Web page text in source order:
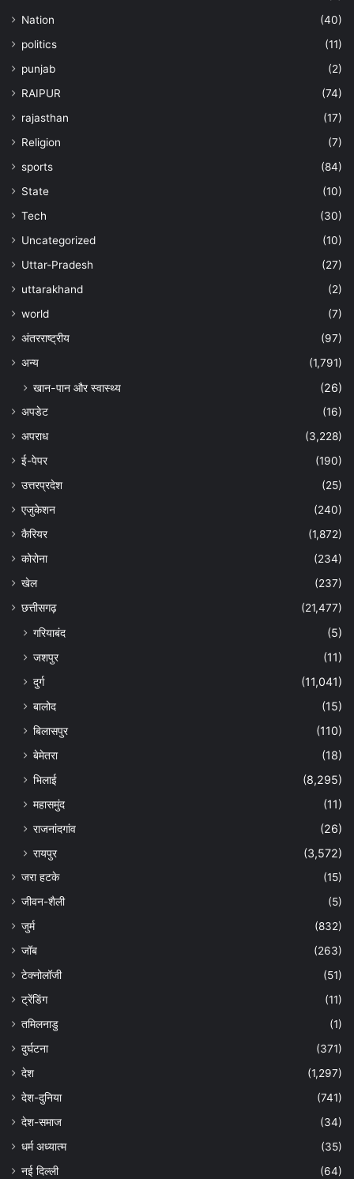
Nation
(40)
politics
(11)
punjab
(2)
RAIPUR
(74)
rajasthan
(17)
Religion
(7)
sports
(84)
State
(10)
Tech
(30)
Uncategorized
(10)
Uttar-Pradesh
(27)
uttarakhand
(2)
world
(7)
अंतरराष्ट्रीय
(97)
अन्‍य
(1,791)
खान-पान और स्वास्थ्य (26)
अपडेट
(16)
अपराध
(3,228)
ई-पेपर
(190)
उत्तरप्रदेश
(25)
एजुकेशन
(240)
कैरियर
(1,872)
कोरोना
(234)
खेल
(237)
छत्तीसगढ़
(21,477)
गरियाबंद
(5)
जशपुर
(11)
दुर्ग
(11,041)
बालोद
(15)
बिलासपुर
(110)
बेमेतरा
(18)
भिलाई
(8,295)
महासमुंद
(11)
राजनांदगांव
(26)
रायपुर
(3,572)
जरा हटके
(15)
जीवन-शैली
(5)
जुर्म
(832)
जॉब
(263)
टेक्नोलॉजी
(51)
ट्रेंडिंग
(11)
तमिलनाडु
(1)
दुर्घटना
(371)
देश
(1,297)
देश-दुनिया
(741)
देश-समाज
(34)
धर्म अध्यात्म
(35)
नई दिल्ली
(64)